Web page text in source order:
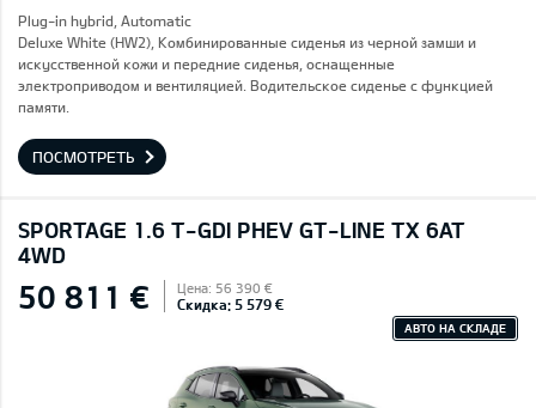
Plug-in hybrid, Automatic
Deluxe White (HW2), Комбинированные сиденья из черной замши и
искусственной кожи и передние сиденья, оснащенные
электроприводом и вентиляцией. Водительское сиденье с функцией
памяти.
ПОСМОТРЕТЬ
SPORTAGE 1.6 T-GDI PHEV GT-LINE TX 6AT
4WD
50 811 € Цена: 56 390 €
Скидка: 5 579 €
АВТО НА СКЛАДЕ